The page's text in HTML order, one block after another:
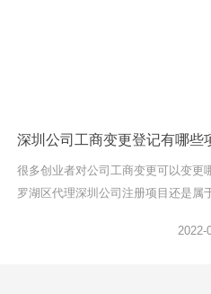
很多创业者对公司工商变更可以变更
罗湖区代理深圳公司注册项目还是属
2022-